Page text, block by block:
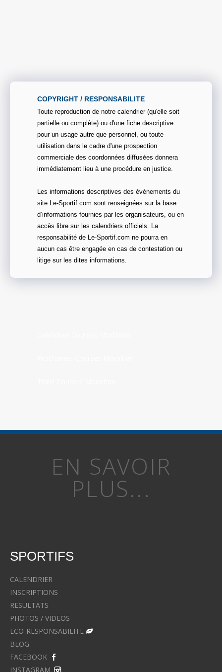
COPYRIGHT / RESPONSABILITE
Toute reproduction de notre calendrier (qu'elle soit
partielle ou complète) ou d'une fiche descriptive
pour un usage autre que personnel, ou toute
utilisation dans le cadre d'une prospection
commerciale des coordonnées diffusées donnera
immédiatement lieu à une procédure en justice.
Les informations descriptives des évènements du
site Le-Sportif.com sont renseignées sur la base
d’informations fournies par les organisateurs, ou en
accès libre sur les calendriers officiels. La
responsabilité de Le-Sportif.com ne pourra en
aucun cas être engagée en cas de contestation ou
litige sur les dites informations.
EN SAVOIR
PLUS...
SPORTIFS
CALENDRIER
INSCRIPTIONS
RESULTATS
PHOTOS / VIDEOS
ECO-RESPONSABILITE
BLOG
FACEBOOK
INSTAGRAM